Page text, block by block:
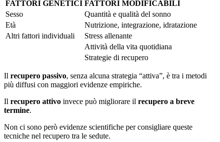
FATTORI GENETICI FATTORI MODIFICABILI
Sesso
Quantità e qualità del sonno
Età
Nutrizione, integrazione, idratazione
Altri fattori individuali
Stress allenante
Attività della vita quotidiana
Strategie di recupero
Il recupero passivo, senza alcuna strategia “attiva”, è tra i metodi
più diffusi con maggiori evidenze empiriche.
Il recupero attivo invece può migliorare il recupero a breve
termine.
Non ci sono però evidenze scientifiche per consigliare queste
tecniche nel recupero tra le sedute.